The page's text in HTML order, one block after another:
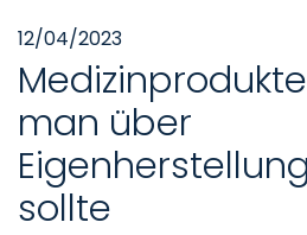
12/04/2023
man über
sollte